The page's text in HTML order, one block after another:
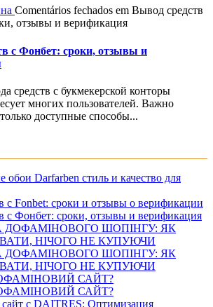
Comentários fechados em Вывод средств
отзывы и верификация
с Фонбет: сроки, отзывы и
средств с букмекерской конторы
многих пользователей. Важно
доступные способы...
Darfarben стиль и качество для
с Fonbet: сроки и отзывы о верификации
с Фонбет: сроки, отзывы и верификация
ДОФАМІНОВОГО ШОПІНГУ: ЯК
НІЧОГО НЕ КУПУЮЧИ
ДОФАМІНОВОГО ШОПІНГУ: ЯК
НІЧОГО НЕ КУПУЮЧИ
САЙТ?
САЙТ?
сайт с DAITRES: Оптимизация